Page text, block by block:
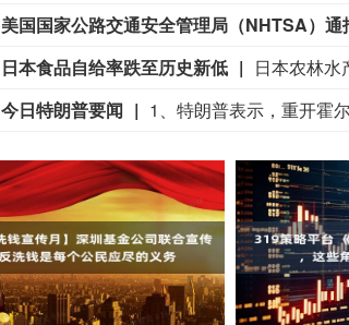
日本食品自给率跌至历史新低
今日特朗普要闻